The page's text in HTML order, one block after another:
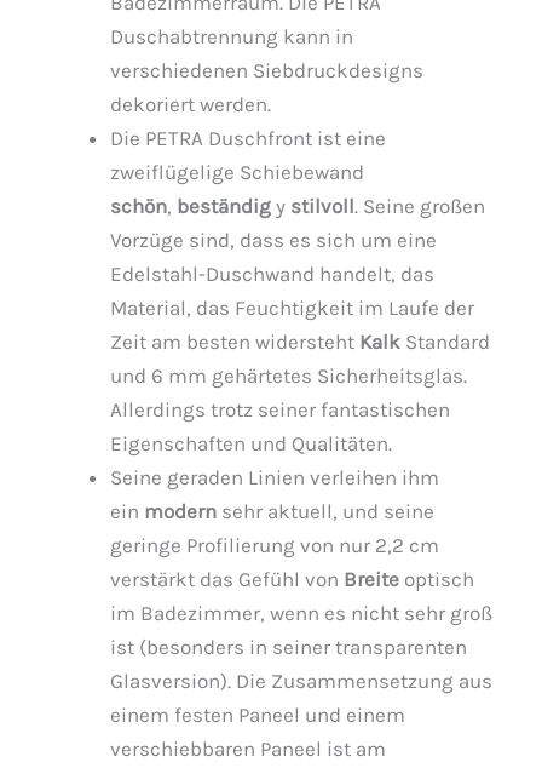
Duschabtrennung kann in
verschiedenen Siebdruckdesigns
dekoriert werden.
Die PETRA Duschfront ist eine
zweiflügelige Schiebewand
schön, beständig y stilvoll. Seine großen
Vorzüge sind, dass es sich um eine
Edelstahl-Duschwand handelt, das
Material, das Feuchtigkeit im Laufe der
Zeit am besten widersteht Kalk Standard
und 6 mm gehärtetes Sicherheitsglas.
Allerdings trotz seiner fantastischen
Eigenschaften und Qualitäten.
Seine geraden Linien verleihen ihm
ein modern sehr aktuell, und seine
geringe Profilierung von nur 2,2 cm
verstärkt das Gefühl von Breite optisch
im Badezimmer, wenn es nicht sehr groß
ist (besonders in seiner transparenten
Glasversion). Die Zusammensetzung aus
einem festen Paneel und einem
verschiebbaren Paneel ist am